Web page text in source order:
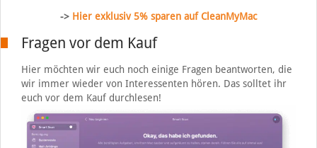
-> Hier exklusiv 5% sparen auf CleanMyMac
Fragen vor dem Kauf
Hier möchten wir euch noch einige Fragen beantworten, die
wir immer wieder von Interessenten hören. Das solltet ihr
euch vor dem Kauf durchlesen!